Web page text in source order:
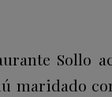
Sollo
maridado